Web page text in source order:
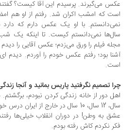
می‌گیرند. پرسیدم این آقا کیست؟ گفتند
که امشب اکران شد. رفتم از او هم امضا
با او یک عکس دارم که دارد برای
نمی‌دانستم کیست. تا اینکه یک شب پس
فیلم را ورق می‌زدم؛ عکس آقایی را دیدم که
بود؛ رفتم عکس خودم را آوردم. دیدم ‌ای بابا!
تصمیم نگرفتید پاریس بمانید و آنجا زندگی کنید؟
سال، 12 سال، 10 سال در خارج از ایران درس
به وطن! در دوران انقلاب خیلی‌ها رفتند.
نکردم کاش رفته بودم.